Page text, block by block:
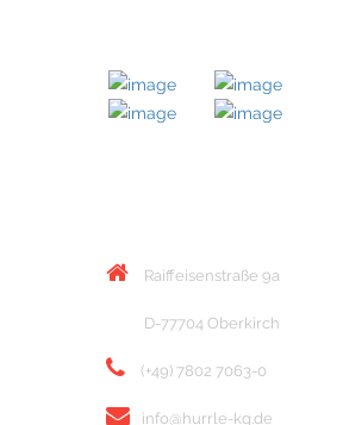
Raiffeisenstraße 9a
D-77704 Oberkirch
(+49) 7802 7063-0
info@hurrle-kg.de